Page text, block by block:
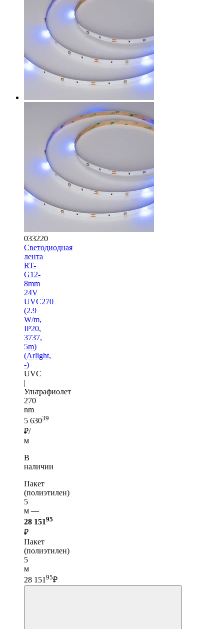
033220
Светодиодная
лента
RT-
G12-
8mm
24V
UVC270
(2.9
W/m,
IP20,
3737,
5m)
(Arlight,
-)
UVC
|
Ультрафиолет
270
nm
5 63039
₽/
м
В
наличии
Пакет
(полиэтилен)
5
м —
28 15195
₽
Пакет
(полиэтилен)
5
м
28 15195₽